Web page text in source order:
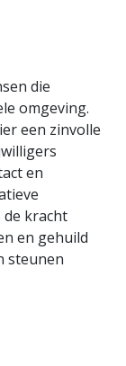
die
omgeving.
een zinvolle
en
de kracht
en gehuild
steunen